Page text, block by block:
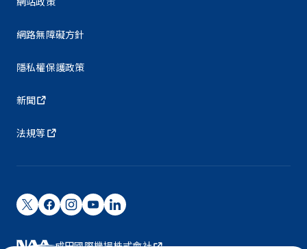
網路無障礙方針
隱私權保護政策
新聞
法規等
成田國際機場株式會社